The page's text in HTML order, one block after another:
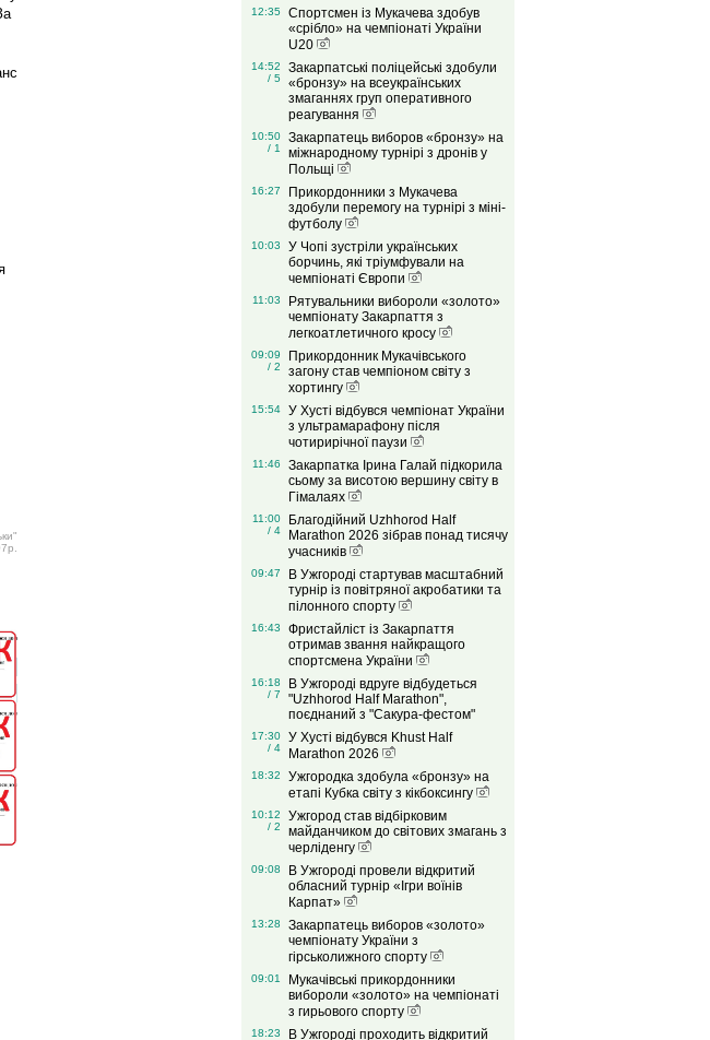
12:35
Спортсмен із Мукачева здобув
«срібло» на чемпіонаті України
U20
14:52
/ 5
Закарпатські поліцейські здобули
«бронзу» на всеукраїнських
змаганнях груп оперативного
реагування
10:50
/ 1
Закарпатець виборов «бронзу» на
міжнародному турнірі з дронів у
Польщі
16:27
Прикордонники з Мукачева
здобули перемогу на турнірі з міні-
футболу
10:03
У Чопі зустріли українських
борчинь, які тріумфували на
чемпіонаті Європи
11:03
Рятувальники вибороли «золото»
чемпіонату Закарпаття з
легкоатлетичного кросу
09:09
/ 2
Прикордонник Мукачівського
загону став чемпіоном світу з
хортингу
15:54
У Хусті відбувся чемпіонат України
з ультрамарафону після
чотирирічної паузи
11:46
Закарпатка Ірина Галай підкорила
сьому за висотою вершину світу в
Гімалаях
11:00
/ 4
Благодійний Uzhhorod Half
Marathon 2026 зібрав понад тисячу
учасників
09:47
В Ужгороді стартував масштабний
турнір із повітряної акробатики та
пілонного спорту
16:43
Фристайліст із Закарпаття
отримав звання найкращого
спортсмена України
16:18
/ 7
В Ужгороді вдруге відбудеться
"Uzhhorod Half Marathon",
поєднаний з "Сакура-фестом"
17:30
/ 4
У Хусті відбувся Khust Half
Marathon 2026
18:32
Ужгородка здобула «бронзу» на
етапі Кубка світу з кікбоксингу
10:12
/ 2
Ужгород став відбірковим
майданчиком до світових змагань з
черліденгу
09:08
В Ужгороді провели відкритий
обласний турнір «Ігри воїнів
Карпат»
13:28
Закарпатець виборов «золото»
чемпіонату України з
гірськолижного спорту
09:01
Мукачівські прикордонники
вибороли «золото» на чемпіонаті
з гирьового спорту
18:23
В Ужгороді проходить відкритий